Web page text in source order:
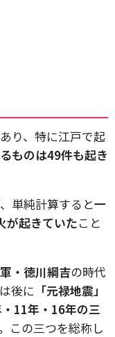
り、特に江戸で起
ものは49件も起き
単純計算すると一
が起きていたこと
・徳川綱吉の時代
後に 「元禄地震」
11年・16年の三
この三つを総称し